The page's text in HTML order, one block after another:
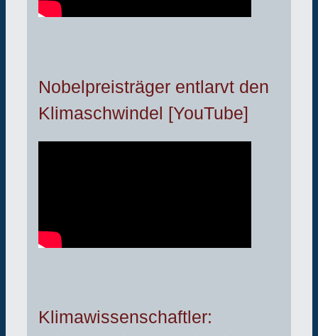
Nobelpreisträger entlarvt den
Klimaschwindel [YouTube]
Klimawissenschaftler: